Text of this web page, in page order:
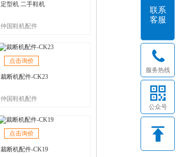
定型机 二手鞋机
仲国鞋机配件
点击询价
裁断机配件-CK23
仲国鞋机配件
点击询价
裁断机配件-CK19
联系
客服
服务热线
公众号